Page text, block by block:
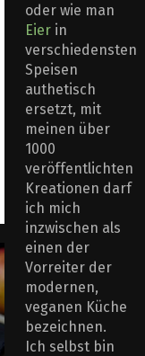
oder wie man
Eierin
verschiedensten
Speisen
authetisch
ersetzt, mit
meinen über
1000
veröffentlichten
Kreationen darf
ich mich
inzwischen als
einen der
Vorreiter der
modernen,
veganen Küche
bezeichnen.
Ich selbst bin